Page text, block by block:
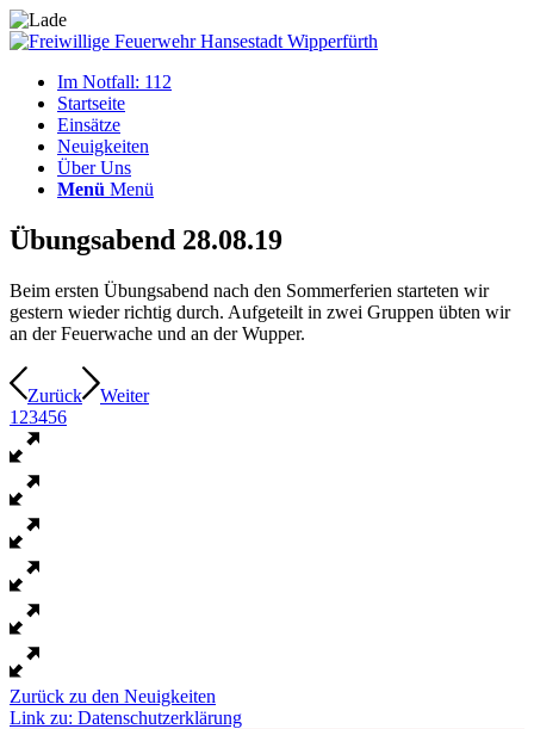
Im Notfall: 112
Startseite
Einsätze
Neuigkeiten
Über Uns
Menü Menü
Übungsabend 28.08.19
Beim ersten Übungsabend nach den Sommerferien starteten wir
gestern wieder richtig durch. Aufgeteilt in zwei Gruppen übten wir
an der Feuerwache und an der Wupper.
Zurück
Weiter
1 23456
Zurück zu den Neuigkeiten
Link zu: Datenschutzerklärung